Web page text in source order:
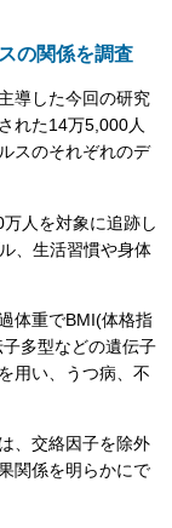
の関係を調査
導した今回の研究
れた14万5,000人
スのそれぞれのデ
人を対象に追跡し
、生活習慣や身体
体重でBMI(体格指
多型などの遺伝子
用い、うつ病、不
、交絡因子を除外
関係を明らかにで